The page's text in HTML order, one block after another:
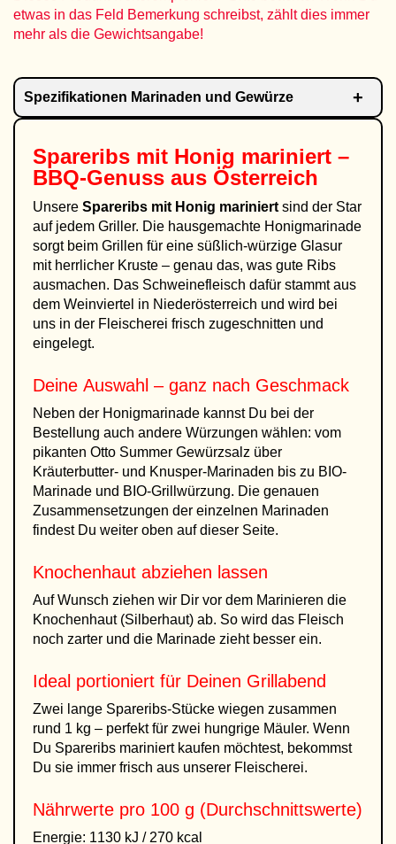
etwas in das Feld Bemerkung schreibst, zählt dies immer
mehr als die Gewichtsangabe!
Spezifikationen Marinaden und Gewürze
Spareribs mit Honig mariniert –
BBQ-Genuss aus Österreich
Unsere Spareribs mit Honig mariniert sind der Star
auf jedem Griller. Die hausgemachte Honigmarinade
sorgt beim Grillen für eine süßlich-würzige Glasur
mit herrlicher Kruste – genau das, was gute Ribs
ausmachen. Das Schweinefleisch dafür stammt aus
dem Weinviertel in Niederösterreich und wird bei
uns in der Fleischerei frisch zugeschnitten und
eingelegt.
Deine Auswahl – ganz nach Geschmack
Neben der Honigmarinade kannst Du bei der
Bestellung auch andere Würzungen wählen: vom
pikanten Otto Summer Gewürzsalz über
Kräuterbutter- und Knusper-Marinaden bis zu BIO-
Marinade und BIO-Grillwürzung. Die genauen
Zusammensetzungen der einzelnen Marinaden
findest Du weiter oben auf dieser Seite.
Knochenhaut abziehen lassen
Auf Wunsch ziehen wir Dir vor dem Marinieren die
Knochenhaut (Silberhaut) ab. So wird das Fleisch
noch zarter und die Marinade zieht besser ein.
Ideal portioniert für Deinen Grillabend
Zwei lange Spareribs-Stücke wiegen zusammen
rund 1 kg – perfekt für zwei hungrige Mäuler. Wenn
Du Spareribs mariniert kaufen möchtest, bekommst
Du sie immer frisch aus unserer Fleischerei.
Nährwerte pro 100 g (Durchschnittswerte)
Energie: 1130 kJ / 270 kcal